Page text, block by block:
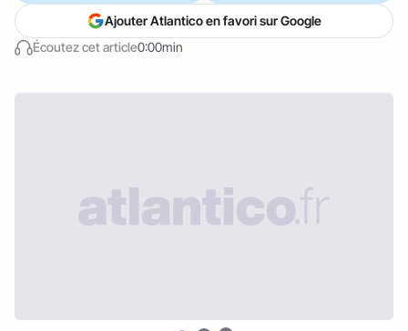
Écoutez cet article0:00min
Ajouter Atlantico en favori sur Google